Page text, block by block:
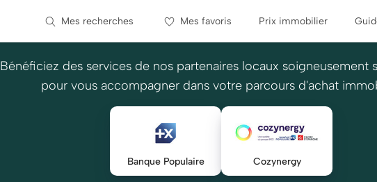
Mes recherches Mes favoris Prix immobilier
Bénéficiez des services de nos partenaires locaux soigneusement
pour vous accompagner dans votre parcours d'achat
Banque Populaire Cozynergy